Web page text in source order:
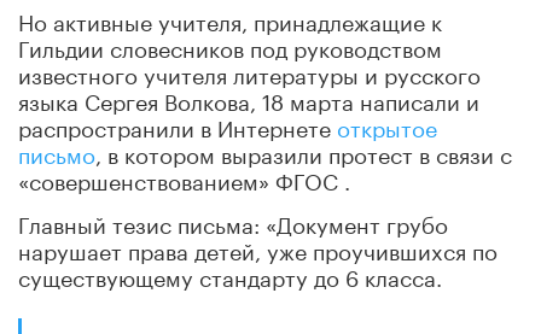
Но активные учителя, принадлежащие к
Гильдии словесников под руководством
известного учителя литературы и русского
языка Сергея Волкова, 18 марта написали и
распространили в Интернете открытое
письмо , в котором выразили протест в связи с
«совершенствованием» ФГОС .
Главный тезис письма: «Документ грубо
нарушает права детей, уже проучившихся по
существующему стандарту до 6 класса.